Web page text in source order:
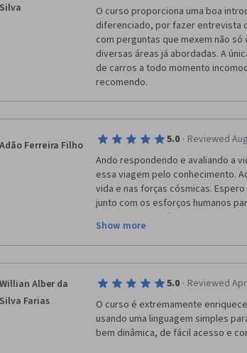
Silva
O curso proporciona uma boa
diferenciado, por fazer entrevista
com perguntas que mexem não
diversas áreas já abordadas. A
de carros a todo momento
recomendo.
Adão Ferreira Filho 5.0 · Reviewed
Ando respondendo e avaliando a
essa viagem pelo conhecimento.
vida e nas forças cósmicas.
junto com os esforços humanos
atravessam os séculos. Não sei
uma nova frequência. Que essa
para acessar o infinito.
Show more
Willian Alber da
Silva Farias
5.0 · Reviewed
O curso é extremamente
usando uma linguagem simples
bem dinâmica, de fácil acesso e